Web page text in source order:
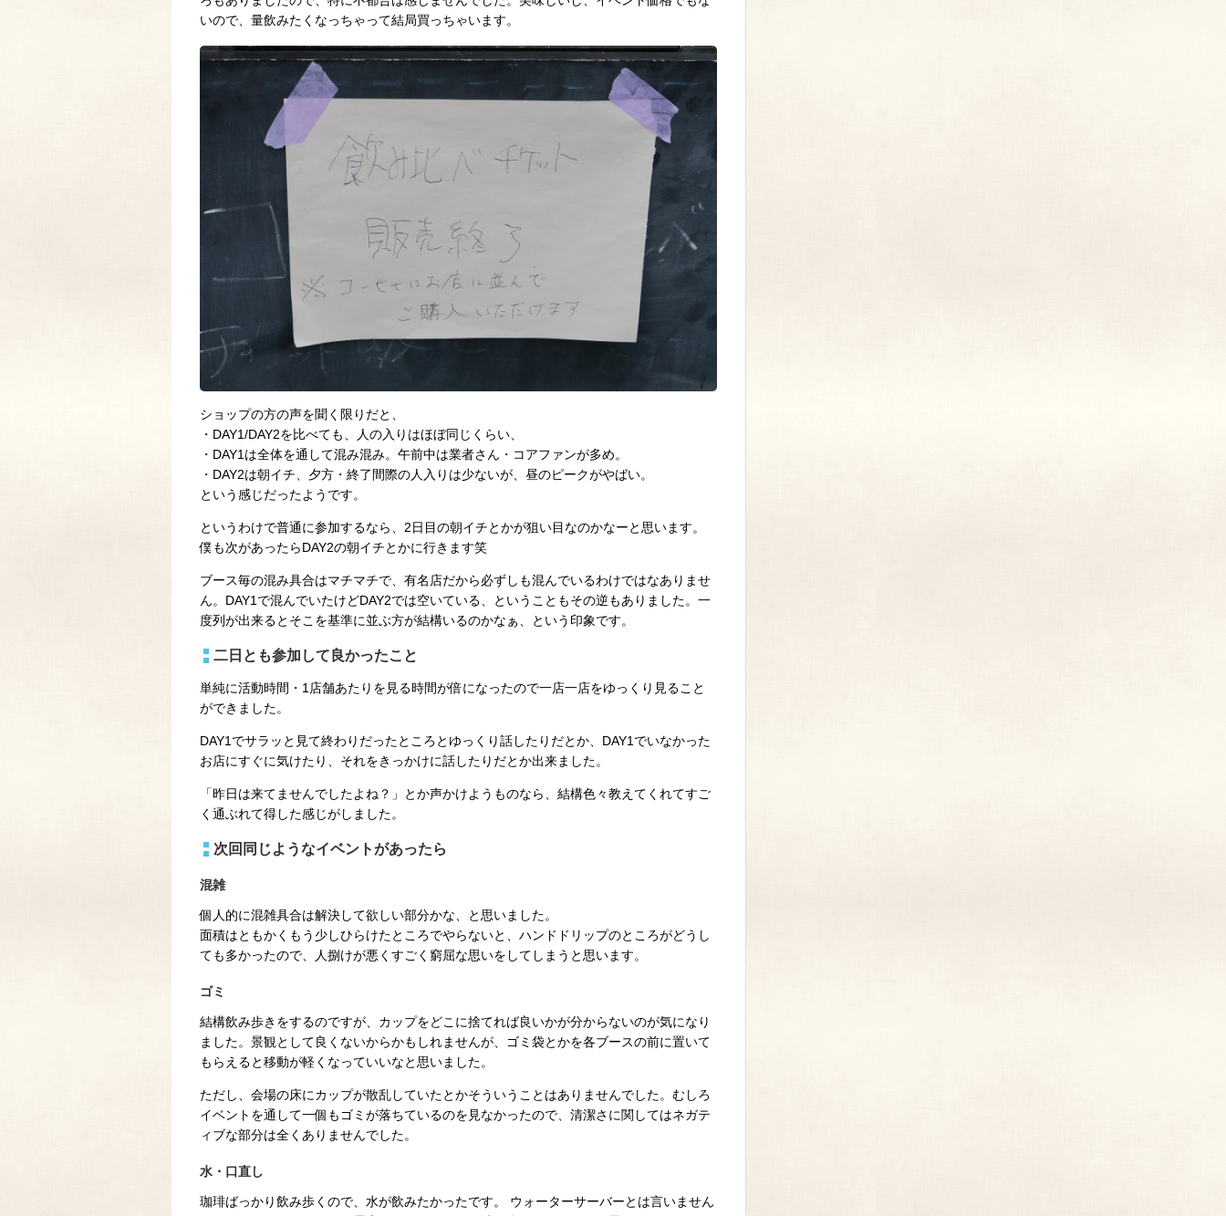
いので、量飲みたくなっちゃって結局買っちゃいます。
ショップの方の声を聞く限りだと、
・DAY1/DAY2を比べても、人の入りはほぼ同じくらい、
・DAY1は全体を通して混み混み。午前中は業者さん・コアファンが多め。
・DAY2は朝イチ、夕方・終了間際の人入りは少ないが、昼のピークがやばい。
という感じだったようです。
というわけで普通に参加するなら、2日目の朝イチとかが狙い目なのかなーと思います。
僕も次があったらDAY2の朝イチとかに行きます笑
ブース毎の混み具合はマチマチで、有名店だから必ずしも混んでいるわけではなありませ
ん。DAY1で混んでいたけどDAY2では空いている、ということもその逆もありました。一
度列が出来るとそこを基準に並ぶ方が結構いるのかなぁ、という印象です。
二日とも参加して良かったこと
単純に活動時間・1店舗あたりを見る時間が倍になったので一店一店をゆっくり見ること
ができました。
DAY1でサラッと見て終わりだったところとゆっくり話したりだとか、DAY1でいなかった
お店にすぐに気けたり、それをきっかけに話したりだとか出来ました。
「昨日は来てませんでしたよね？」とか声かけようものなら、結構色々教えてくれてすご
く通ぶれて得した感じがしました。
次回同じようなイベントがあったら
混雑
個人的に混雑具合は解決して欲しい部分かな、と思いました。
面積はともかくもう少しひらけたところでやらないと、ハンドドリップのところがどうし
ても多かったので、人捌けが悪くすごく窮屈な思いをしてしまうと思います。
ゴミ
結構飲み歩きをするのですが、カップをどこに捨てれば良いかが分からないのが気になり
ました。景観として良くないからかもしれませんが、ゴミ袋とかを各ブースの前に置いて
もらえると移動が軽くなっていいなと思いました。
ただし、会場の床にカップが散乱していたとかそういうことはありませんでした。むしろ
イベントを通して一個もゴミが落ちているのを見なかったので、清潔さに関してはネガテ
ィブな部分は全くありませんでした。
水・口直し
珈琲ばっかり飲み歩くので、水が飲みたかったです。 ウォーターサーバーとは言いません